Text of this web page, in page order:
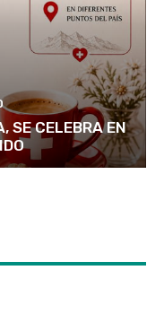
SE CELEBRA EN